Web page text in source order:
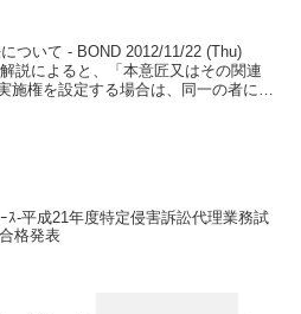
ついて - BOND 2012/11/22 (Thu)
説によると、「本意匠又はその関連
施権を設定する場合は、同一の者に対
ｽ-平成21年度特定侵害訴訟代理業務試
格発表